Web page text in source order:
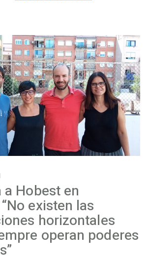
Hobest en
existen las
horizontales
operan poderes